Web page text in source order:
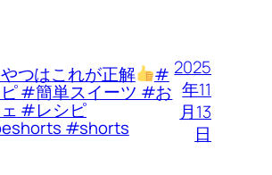
つはこれが正解 #
#簡単スイーツ #お
#レシピ
#shorts
2025
年11
月13
日